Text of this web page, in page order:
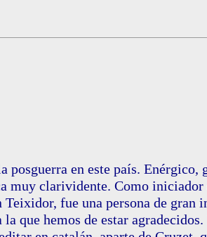
posguerra en este país. Enérgico,
muy clarividente. Como iniciador
fue una persona de gran
que hemos de estar agradecidos.